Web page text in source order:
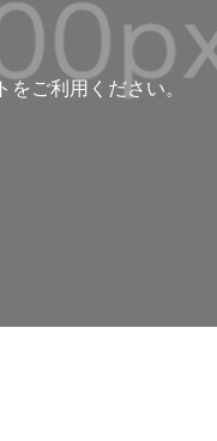
ご利用ください。